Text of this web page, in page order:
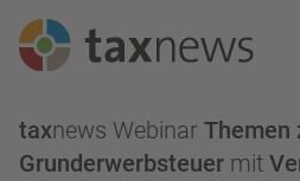
Seminare
taxnews Webinar Themen
Grunderwerbsteuer mit